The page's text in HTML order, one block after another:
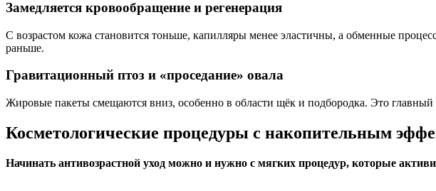
Замедляется кровообращение и регенерация
С возрастом кожа становится тоньше, капилляры менее эластичны, а обменные
раньше.
Гравитационный птоз и «проседание» овала
Жировые пакеты смещаются вниз, особенно в области щёк и подбородка. Это
Косметологические процедуры с накопительным
Начинать антивозрастной уход можно и нужно с мягких процедур, которые